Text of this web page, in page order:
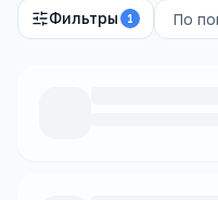
Фильтры 1